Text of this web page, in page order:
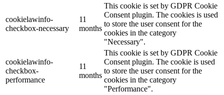
cookielawinfo-
checkbox-necessary
11
months
This cookie is set by GDPR Cookie
Consent plugin. The cookies is used
to store the user consent for the
cookies in the category
"Necessary".
cookielawinfo-
checkbox-
performance
11
months
This cookie is set by GDPR Cookie
Consent plugin. The cookie is used
to store the user consent for the
cookies in the category
"Performance".